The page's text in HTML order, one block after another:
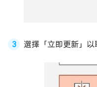
選擇「立即更新」以